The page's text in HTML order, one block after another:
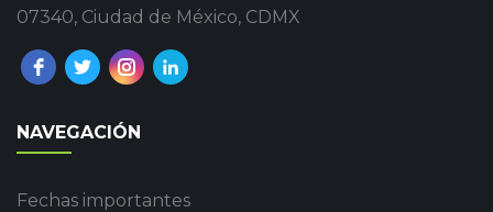
07340, Ciudad de México, CDMX
NAVEGACIÓN
Fechas importantes